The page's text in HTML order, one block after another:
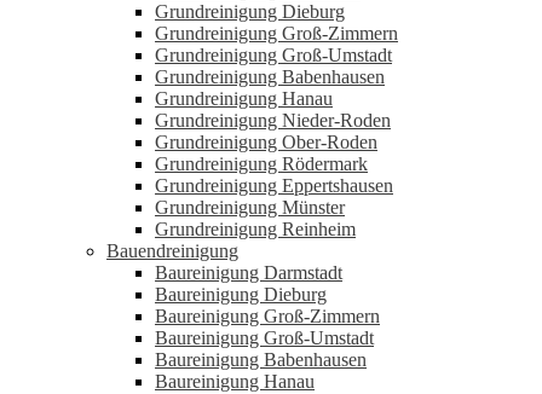
Grundreinigung Dieburg
Grundreinigung Groß-Zimmern
Grundreinigung Groß-Umstadt
Grundreinigung Babenhausen
Grundreinigung Hanau
Grundreinigung Nieder-Roden
Grundreinigung Ober-Roden
Grundreinigung Rödermark
Grundreinigung Eppertshausen
Grundreinigung Münster
Grundreinigung Reinheim
Bauendreinigung
Baureinigung Darmstadt
Baureinigung Dieburg
Baureinigung Groß-Zimmern
Baureinigung Groß-Umstadt
Baureinigung Babenhausen
Baureinigung Hanau